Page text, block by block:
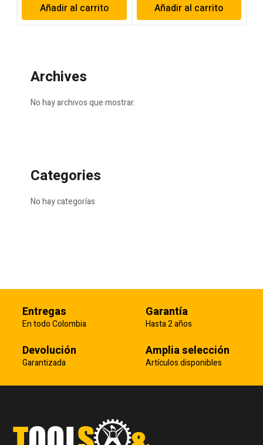
Añadir al carrito
Añadir al carrito
Archives
No hay archivos que mostrar.
Categories
No hay categorías
Entregas
En todo Colombia
Garantía
Hasta 2 años
Devolución
Garantizada
Amplia selección
Artículos disponibles